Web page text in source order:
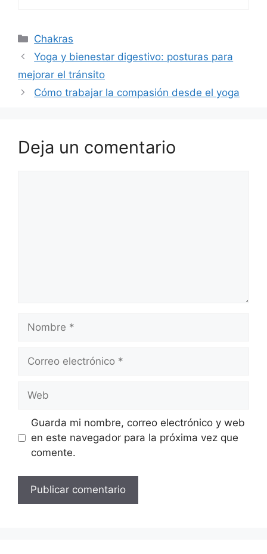
Categorías
Chakras
Yoga y bienestar digestivo: posturas para
mejorar el tránsito
Cómo trabajar la compasión desde el yoga
Deja un comentario
Nombre
Correo
Web
Guarda mi nombre, correo electrónico y web
en este navegador para la próxima vez que
comente.